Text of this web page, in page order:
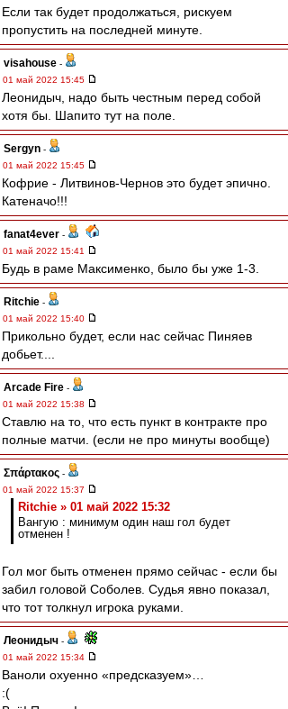
Если так будет продолжаться, рискуем
пропустить на последней минуте.
visahouse -
01 май 2022 15:45
Леонидыч, надо быть честным перед собой
хотя бы. Шапито тут на поле.
Sergyn -
01 май 2022 15:45
Кофрие - Литвинов-Чернов это будет эпично.
Катеначо!!!
fanat4ever -
01 май 2022 15:41
Будь в раме Максименко, было бы уже 1-3.
Ritchie -
01 май 2022 15:40
Прикольно будет, если нас сейчас Пиняев
добьет....
Arcade Fire -
01 май 2022 15:38
Ставлю на то, что есть пункт в контракте про
полные матчи. (если не про минуты вообще)
Σπάρτακος -
01 май 2022 15:37
Ritchie » 01 май 2022 15:32
Вангую : минимум один наш гол будет
отменен !
Гол мог быть отменен прямо сейчас - если бы
забил головой Соболев. Судья явно показал,
что тот толкнул игрока руками.
Леонидыч -
01 май 2022 15:34
Ваноли охуенно «предсказуем»…
:(